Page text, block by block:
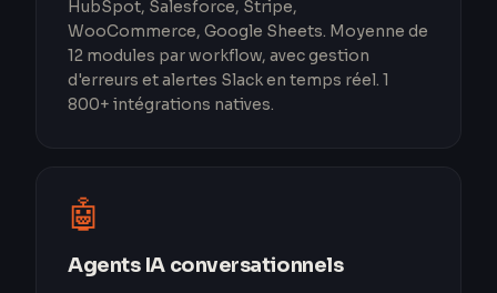
HubSpot, Salesforce, Stripe,
WooCommerce, Google Sheets. Moyenne de
12 modules par workflow, avec gestion
d'erreurs et alertes Slack en temps réel. 1
800+ intégrations natives.
🤖
Agents IA conversationnels